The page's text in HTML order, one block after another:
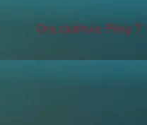
Ons clubhuis 'Pling 7'